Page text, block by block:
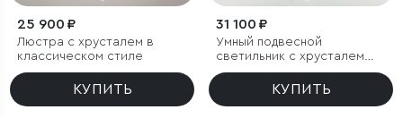
25 900 ₽
Люстра с хрусталем в
классическом стиле
КУПИТЬ
31 100 ₽
Умный подвесной
светильник с хрусталем
Eurosvet Amantea 10122/6
КУПИТЬ